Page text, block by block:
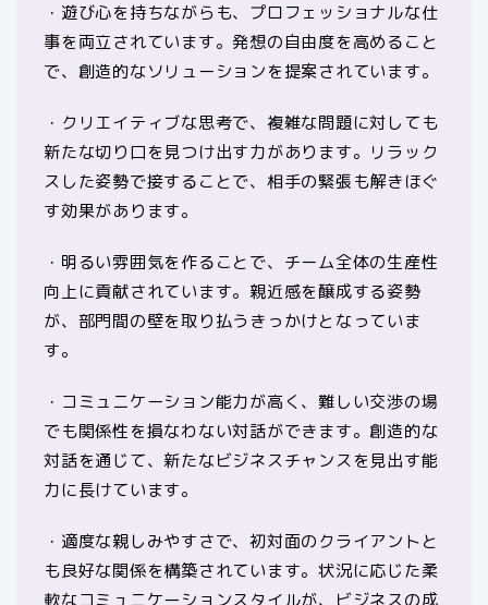
・遊び心を持ちながらも、プロフェッショナルな仕
事を両立されています。発想の自由度を高めること
で、創造的なソリューションを提案されています。
・クリエイティブな思考で、複雑な問題に対しても
新たな切り口を見つけ出す力があります。リラック
スした姿勢で接することで、相手の緊張も解きほぐ
す効果があります。
・明るい雰囲気を作ることで、チーム全体の生産性
向上に貢献されています。親近感を醸成する姿勢
が、部門間の壁を取り払うきっかけとなっていま
す。
・コミュニケーション能力が高く、難しい交渉の場
でも関係性を損なわない対話ができます。創造的な
対話を通じて、新たなビジネスチャンスを見出す能
力に長けています。
・適度な親しみやすさで、初対面のクライアントと
も良好な関係を構築されています。状況に応じた柔
軟なコミュニケーションスタイルが、ビジネスの成